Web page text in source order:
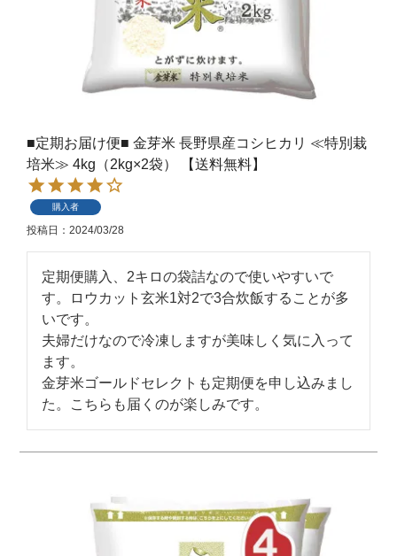
■定期お届け便■ 金芽米 長野県産コシヒカリ ≪特別栽
培米≫ 4kg（2kg×2袋） 【送料無料】
購入者
投稿日 2024/03/28
定期便購入、2キロの袋詰なので使いやすいで
す。ロウカット玄米1対2で3合炊飯することが多
いです。
夫婦だけなので冷凍しますが美味しく気に入って
ます。
金芽米ゴールドセレクトも定期便を申し込みまし
た。こちらも届くのが楽しみです。